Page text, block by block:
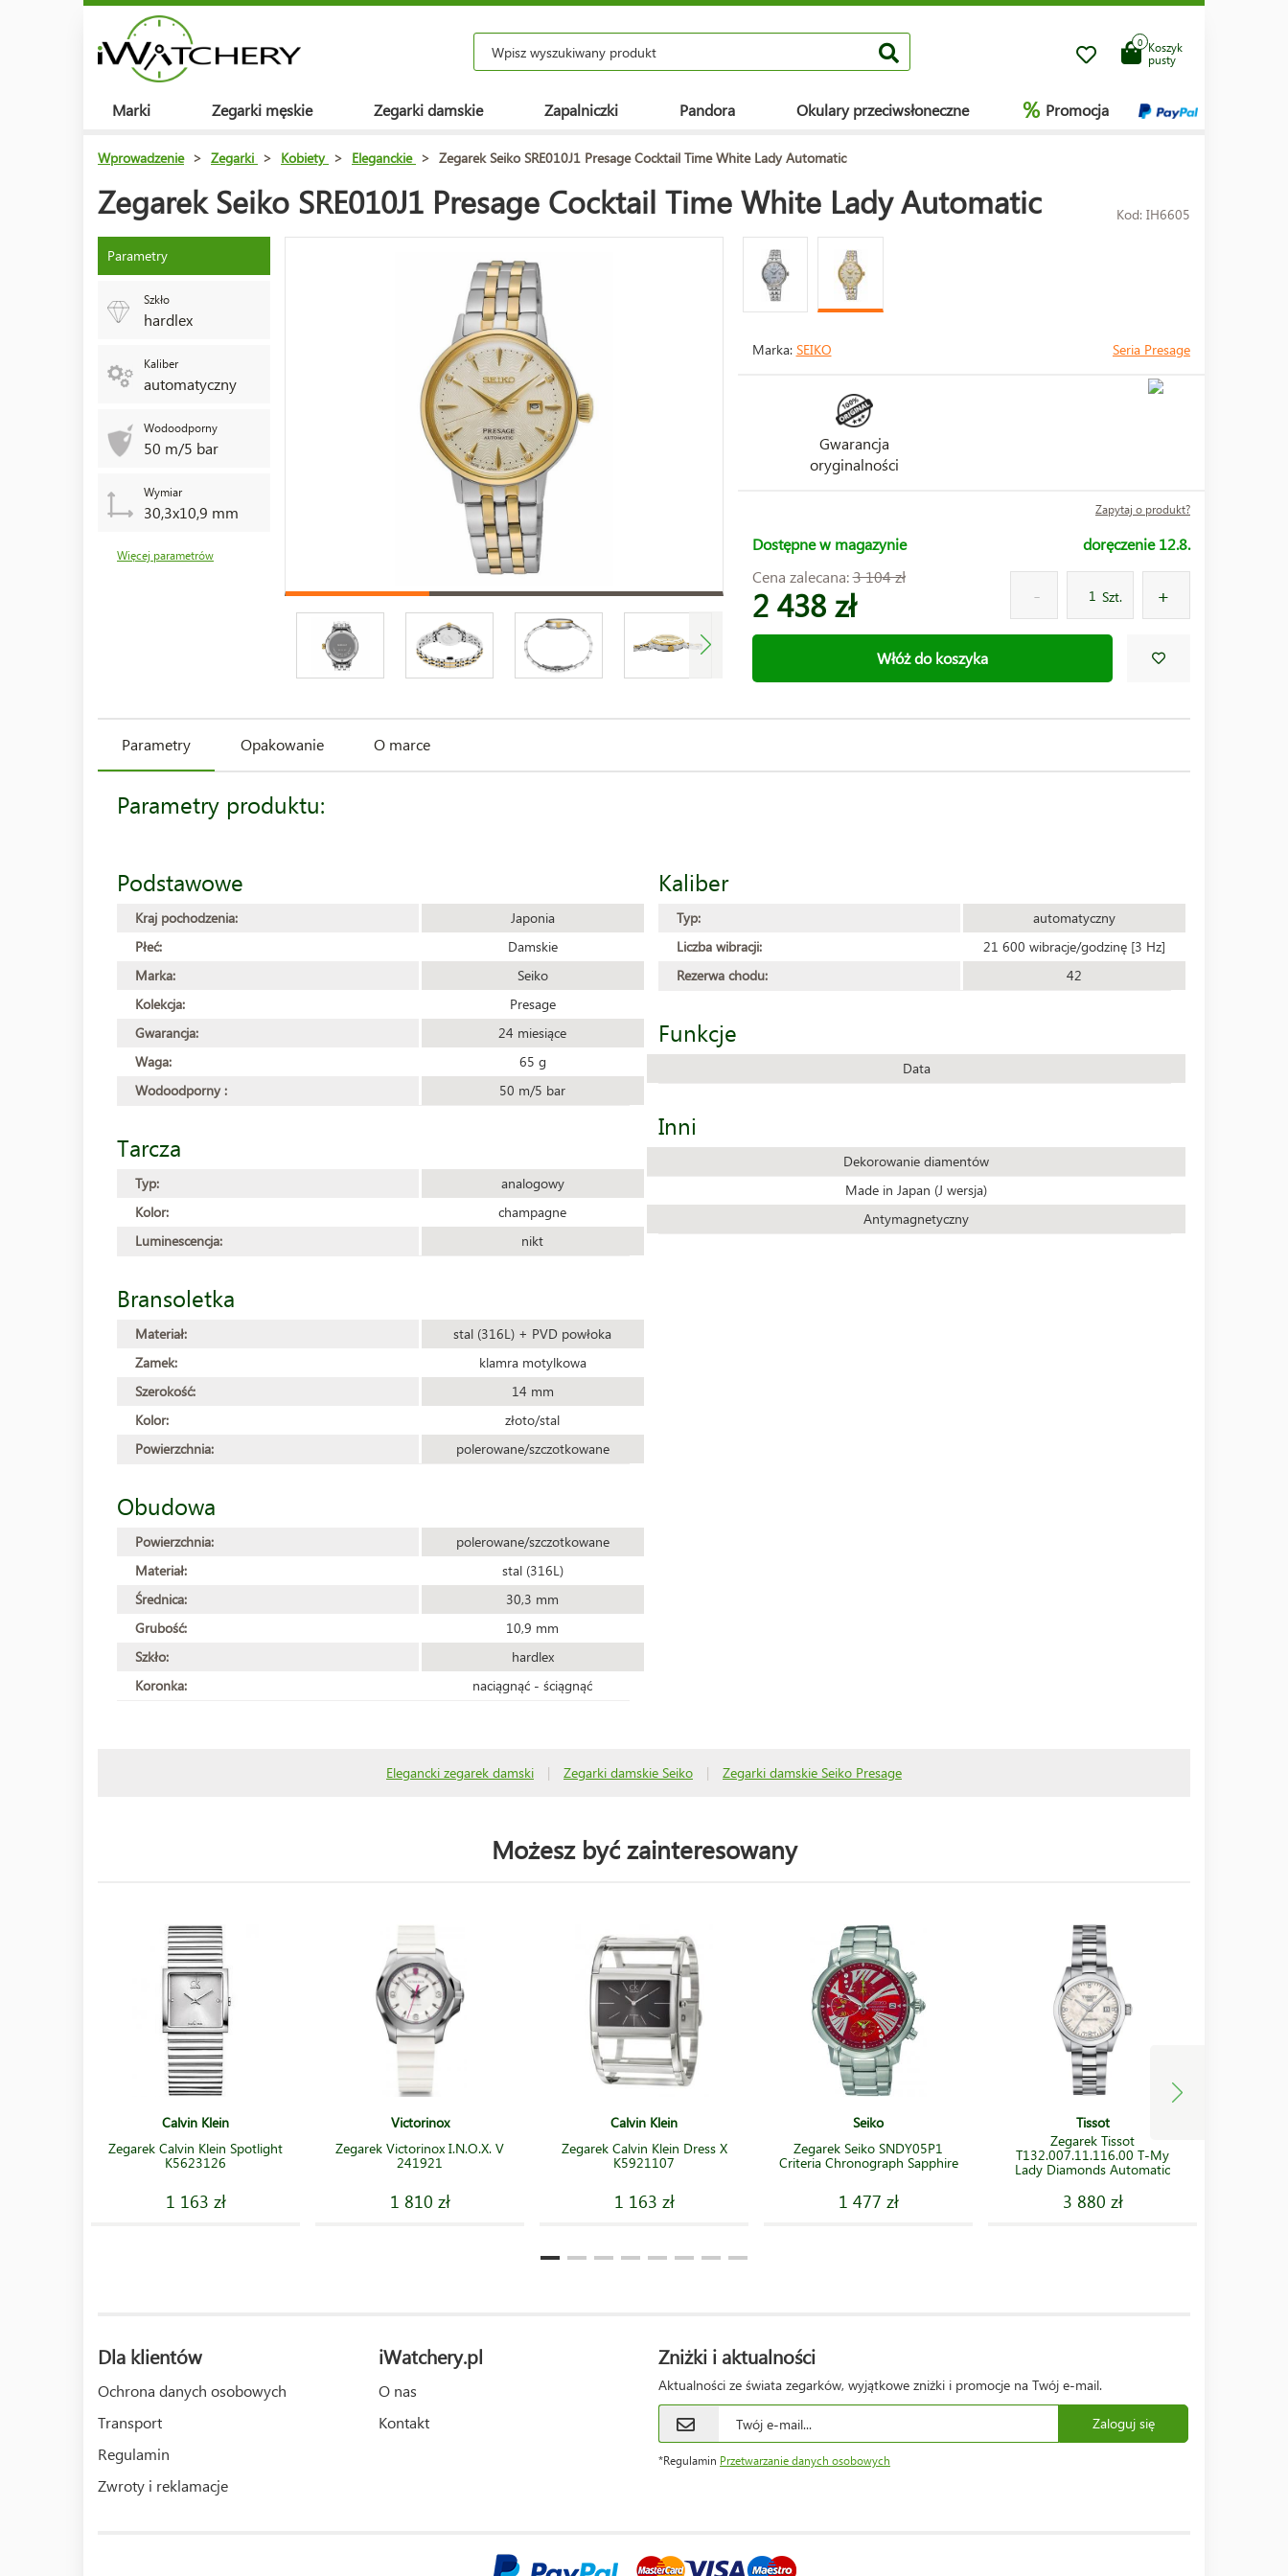
Koszyk
pusty
0
Marki Zegarki męskie Zegarki damskie Zapalniczki Pandora Okulary przeciwsłoneczne % Promocja
Wprowadzenie > Zegarki > Kobiety > Eleganckie > Zegarek Seiko SRE010J1 Presage Cocktail Time White Lady Automatic
Zegarek Seiko SRE010J1 Presage Cocktail Time White Lady Automatic Kod: IH6605
Parametry
Szkło
hardlex
Kaliber
automatyczny
Wodoodporny
50 m/5 bar
Wymiar
30,3x10,9 mm
Więcej parametrów
Marka: SEIKO Seria Presage
Gwarancja
oryginalności
Zapytaj o produkt?
Dostępne w magazynie
doręczenie 12.8.
Cena zalecana:3 104 zł
2 438 zł Szt.
Włóż do koszyka
Parametry Opakowanie O marce
Parametry produktu:
Podstawowe
Kraj pochodzenia:
Japonia
Płeć:
Damskie
Marka:
Seiko
Kolekcja:
Presage
Gwarancja:
24 miesiące
Waga:
65 g
Wodoodporny :
50 m/5 bar
Tarcza
Typ:
analogowy
Kolor:
champagne
Luminescencja:
nikt
Bransoletka
Materiał:
stal (316L) + PVD powłoka
Zamek:
klamra motylkowa
Szerokość:
14 mm
Kolor:
złoto/stal
Powierzchnia:
polerowane/szczotkowane
Obudowa
Powierzchnia:
polerowane/szczotkowane
Materiał:
stal (316L)
Średnica:
30,3 mm
Grubość:
10,9 mm
Szkło:
hardlex
Koronka:
naciągnąć - ściągnąć
Kaliber
Typ:
automatyczny
Liczba wibracji:
21 600 wibracje/godzinę [3 Hz]
Rezerwa chodu:
42
Funkcje
Data
Inni
Dekorowanie diamentów
Made in Japan (J wersja)
Antymagnetyczny
Elegancki zegarek damski | Zegarki damskie Seiko | Zegarki damskie Seiko Presage
Możesz być zainteresowany
Calvin Klein
Zegarek Calvin Klein Spotlight
K5623126
1 163 zł
Victorinox
Zegarek Victorinox I.N.O.X. V
241921
1 810 zł
Calvin Klein
Zegarek Calvin Klein Dress X
K5921107
1 163 zł
Seiko
Zegarek Seiko SNDY05P1
Criteria Chronograph Sapphire
1 477 zł
Tissot
Zegarek Tissot
T132.007.11.116.00 T-My
Lady Diamonds Automatic
3 880 zł
Dla klientów
Ochrona danych osobowych
Transport
Regulamin
Zwroty i reklamacje
iWatchery.pl
O nas
Kontakt
Zniżki i aktualności
Aktualności ze świata zegarków, wyjątkowe zniżki i promocje na Twój e-mail.
Zaloguj się
*Regulamin Przetwarzanie danych osobowych